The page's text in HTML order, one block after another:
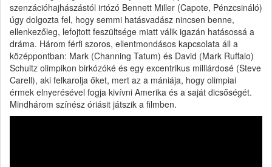
szenzációhajhászástól irtózó Bennett Miller (Capote, Pénzcsináló)
úgy dolgozta fel, hogy semmi hatásvadász nincsen benne,
ellenkezőleg, lefojtott feszültsége miatt válik igazán hatásossá a
dráma. Három férfi szoros, ellentmondásos kapcsolata áll a
középpontban: Mark (Channing Tatum) és David (Mark Ruffalo)
Schultz olimpikon birkózóké és egy excentrikus milliárdosé (Steve
Carell), aki felkarolja őket, mert az a mániája, hogy olimpiai
érmek elnyerésével fogja kivívni Amerika és a saját dicsőségét.
Mindhárom színész óriásit játszik a filmben.